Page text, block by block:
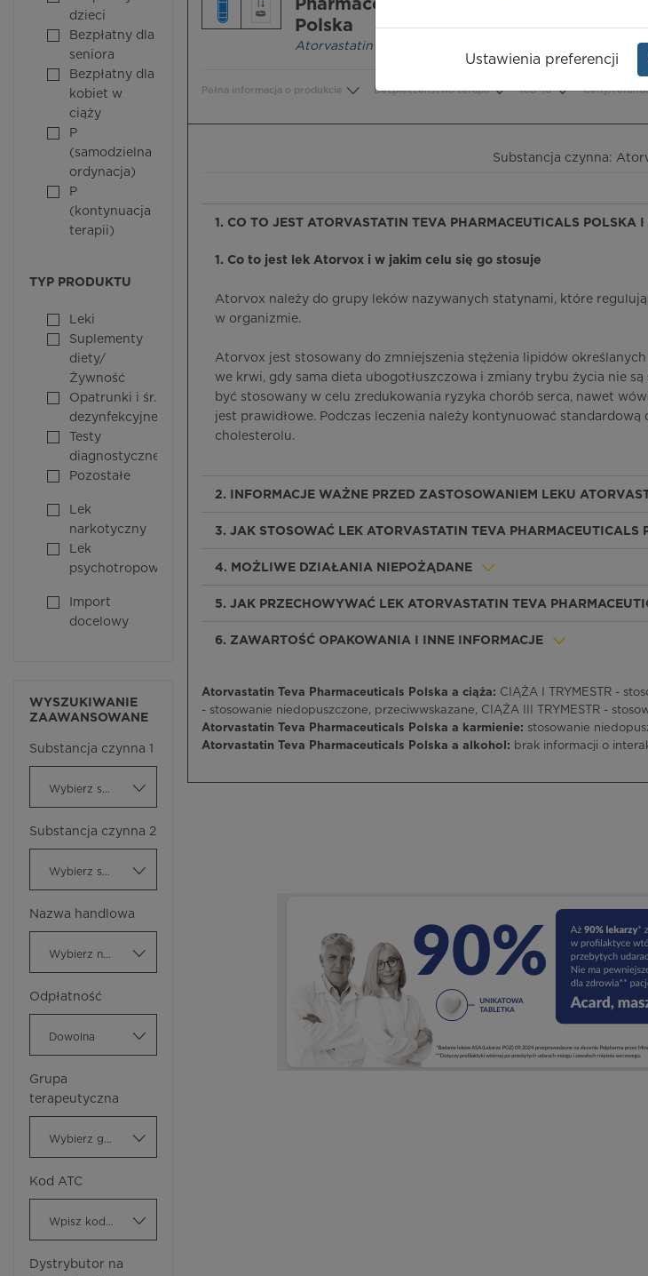
dzieci
Bezpłatny dla
seniora
Bezpłatny dla
kobiet w
ciąży
P
(samodzielna
ordynacja)
P
(kontynuacja
terapii)
TYP PRODUKTU
Leki
Suplementy
diety/
Żywność
Opatrunki i śr.
dezynfekcyjne
Testy
diagnostyczne
Pozostałe
Lek
narkotyczny
Lek
psychotropowy
Import
docelowy
WYSZUKIWANIE
ZAAWANSOWANE
Substancja czynna 1
Substancja czynna 2
Nazwa handlowa
Odpłatność
Dowolna
Grupa
terapeutyczna
Kod ATC
Dystrybutor na
Pharmaceuticals
Polska
Atorvastatin
Pełna informacja o produkcie Bezpieczeństwo terapii ICD-10 Ceny/
Substancja czynna:
1. CO TO JEST ATORVASTATIN TEVA PHARMACEUTICALS POLSKA
1. Co to jest lek Atorvox i w jakim celu się go stosuje
Atorvox należy do grupy leków nazywanych statynami, które
w organizmie.
Atorvox jest stosowany do zmniejszenia stężenia lipidów
we krwi, gdy sama dieta ubogotłuszczowa i zmiany trybu życia nie
być stosowany w celu zredukowania ryzyka chorób serca, nawet
jest prawidłowe. Podczas leczenia należy kontynuować
cholesterolu.
2. INFORMACJE WAŻNE PRZED ZASTOSOWANIEM LEKU
3. JAK STOSOWAĆ LEK ATORVASTATIN TEVA PHARMACEUTICALS
4. MOŻLIWE DZIAŁANIA NIEPOŻĄDANE
5. JAK PRZECHOWYWAĆ LEK ATORVASTATIN TEVA
6. ZAWARTOŚĆ OPAKOWANIA I INNE INFORMACJE
Atorvastatin Teva Pharmaceuticals Polska a ciąża: CIĄŻA I TRYMESTR -
- stosowanie niedopuszczone, przeciwwskazane, CIĄŻA III TRYMESTR -
Atorvastatin Teva Pharmaceuticals Polska a karmienie: stosowanie
Atorvastatin Teva Pharmaceuticals Polska a alkohol: brak informacji o
Ustawienia preferencji